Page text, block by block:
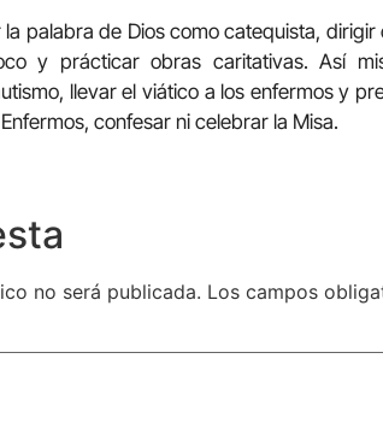
palabra de Dios como catequista,
y prácticar obras caritativas. Así
llevar el viático a los enfermos y
confesar ni celebrar la Misa.
no será publicada. Los campos